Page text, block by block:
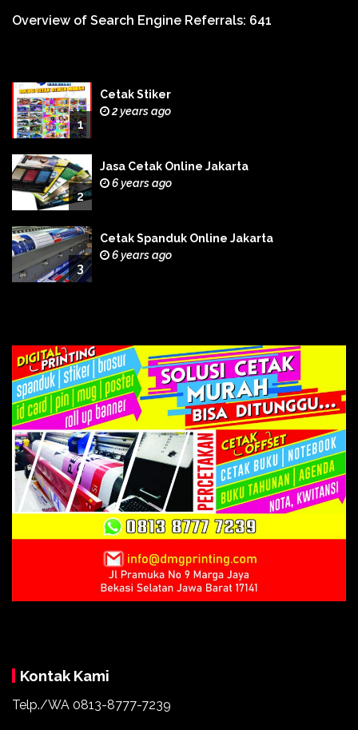
Overview of Search Engine Referrals: 641
1
Cetak Stiker
2 years ago
2
Jasa Cetak Online Jakarta
6 years ago
3
Cetak Spanduk Online Jakarta
6 years ago
Kontak Kami
Telp./WA 0813-8777-7239